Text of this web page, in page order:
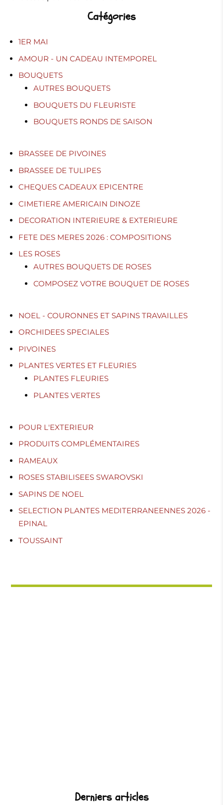
Catégories
1ER MAI
AMOUR - UN CADEAU INTEMPOREL
BOUQUETS
AUTRES BOUQUETS
BOUQUETS DU FLEURISTE
BOUQUETS RONDS DE SAISON
BRASSEE DE PIVOINES
BRASSEE DE TULIPES
CHEQUES CADEAUX EPICENTRE
CIMETIERE AMERICAIN DINOZE
DECORATION INTERIEURE & EXTERIEURE
FETE DES MERES 2026 : COMPOSITIONS
LES ROSES
AUTRES BOUQUETS DE ROSES
COMPOSEZ VOTRE BOUQUET DE ROSES
NOEL - COURONNES ET SAPINS TRAVAILLES
ORCHIDEES SPECIALES
PIVOINES
PLANTES VERTES ET FLEURIES
PLANTES FLEURIES
PLANTES VERTES
POUR L'EXTERIEUR
PRODUITS COMPLÉMENTAIRES
RAMEAUX
ROSES STABILISEES SWAROVSKI
SAPINS DE NOEL
SELECTION PLANTES MEDITERRANEENNES 2026 -
EPINAL
TOUSSAINT
Derniers articles